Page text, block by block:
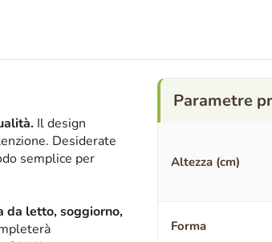
Il design
Desiderate
semplice per
da letto, soggiorno,
Altezza (cm)
Forma